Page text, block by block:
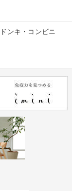
ンキ・コンビニ